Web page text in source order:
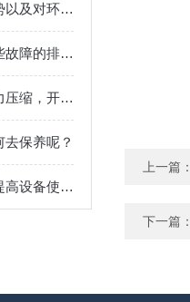
垃圾破袋机的原理、优势以及对环境保护的意义
多功能打包机到底有哪些故障的排除方法呢？
移动式垃圾压缩站：强力压缩，开启垃圾减量新模式
保养呢？
科学维护废纸打包机，提高设备使用寿命
上一篇
下一篇